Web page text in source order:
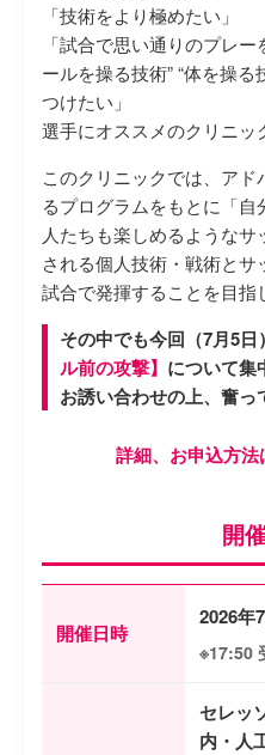
「技術をより極めたい」
「試合で思い通りのプレ
ールを操る技術” “体を操る
つけたい」
選手にオススメのクリニッ
このクリニックでは、ア
るプログラムをもとに「
人たちも楽しめるような
される個人技術・戦術とサ
試合で発揮することを目指
その中でも今回（7月5日
ル前の攻撃】 について集
お誘い合わせの上、奮っ
詳細、お申込方法
開
開催日時
2026年
※17:50
セレッ
内・人